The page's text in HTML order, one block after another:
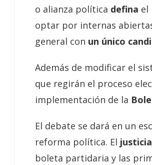
o alianza política defina el
optar por internas
general con un único
Además de modificar el
que regirán el proceso
implementación de la
El debate se dará en un
reforma política. El
boleta partidaria y las